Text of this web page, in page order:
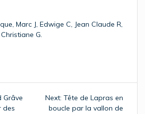
Marc J, Edwige C, Jean Claude R,
G.
Grâve
des
Next: Next
post:
Tête de Lapras en
boucle par la vallon de